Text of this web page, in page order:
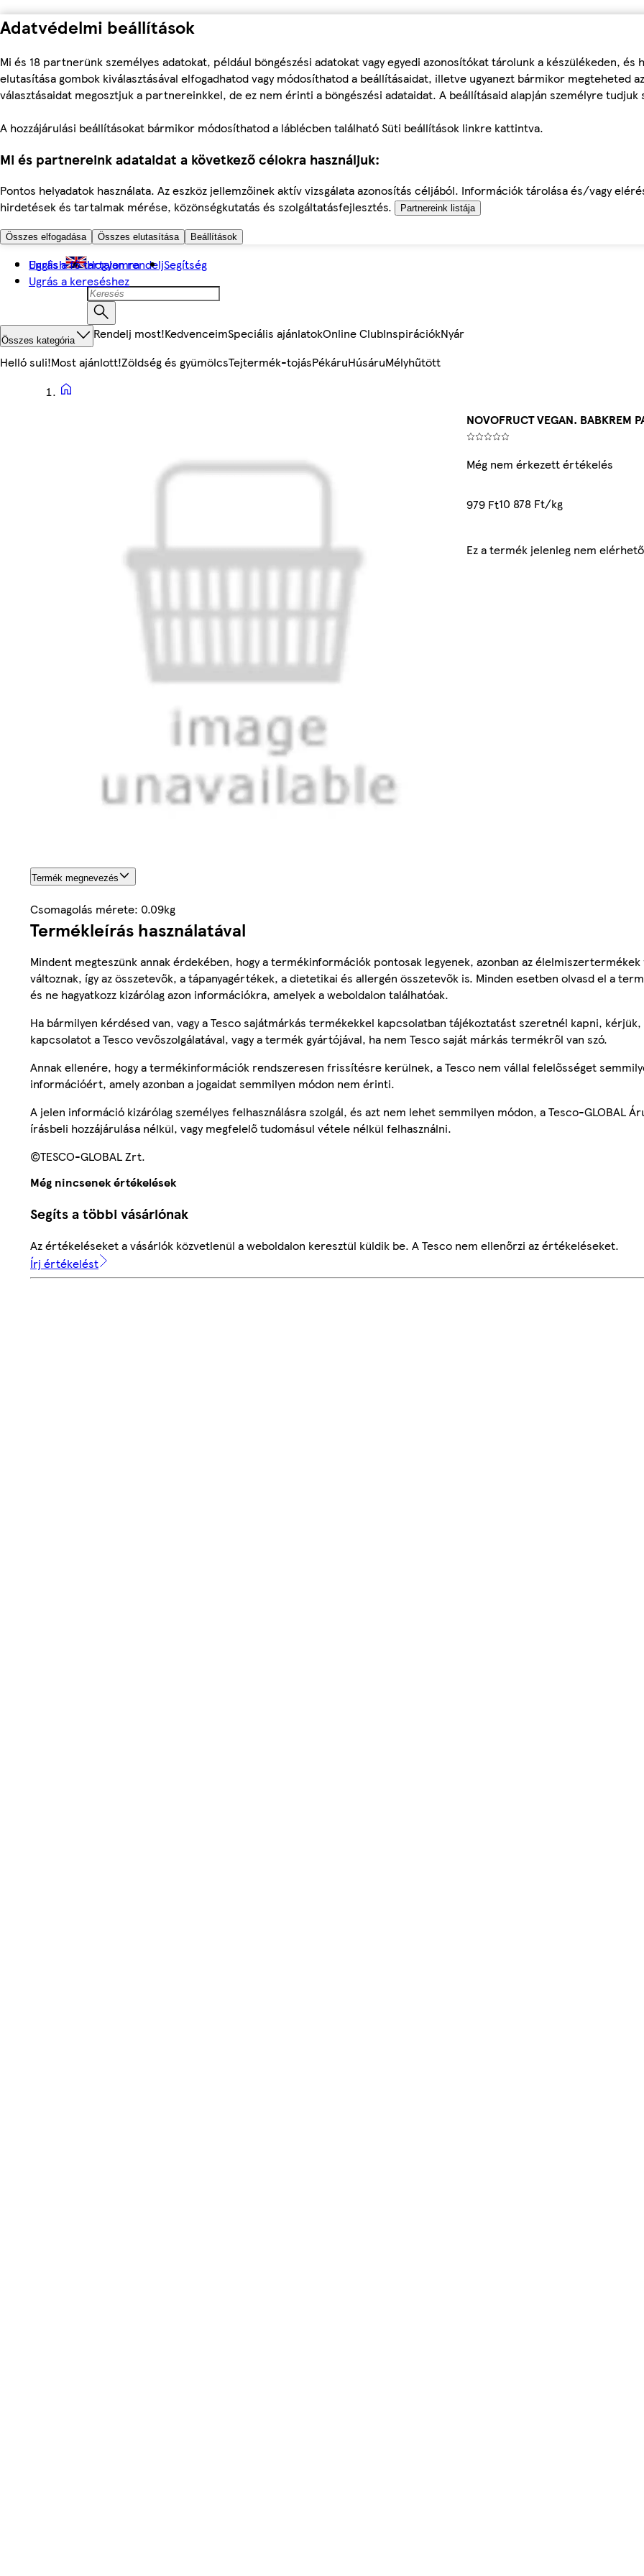
Adatvédelmi beállítások
Mi és 18 partnerünk személyes adatokat, például böngészési adatokat vagy egyedi azonosítókat tárolunk a készülékeden, és
elutasítása gombok kiválasztásával elfogadhatod vagy módosíthatod a beállításaidat, illetve ugyanezt bármikor megteheted az
választásaidat megosztjuk a partnereinkkel, de ez nem érinti a böngészési adataidat. A beállításaid alapján személyre tudjuk
A hozzájárulási beállításokat bármikor módosíthatod a láblécben található Süti beállítások linkre kattintva.
Mi és partnereink adataidat a következő célokra használjuk:
Pontos helyadatok használata. Az eszköz jellemzőinek aktív vizsgálata azonosítás céljából. Információk tárolása és/vagy
hirdetések és tartalmak mérése, közönségkutatás és szolgáltatásfejlesztés.
Partnereink listája
Összes elfogadása Összes elutasítása Beállítások
Ugrás a fő tartalomra
Ugrás a kereséshez
English Hogyan rendeljSegítség
Összes kategória Rendelj most!KedvenceimSpeciális ajánlatokOnline ClubInspirációkNyár
Helló suli!Most ajánlott!Zöldség és gyümölcsTejtermék-tojásPékáruHúsáruMélyhűtött
NOVOFRUCT VEGAN. BABKREM
Még nem érkezett értékelés
979 Ft10 878 Ft/kg
Ez a termék jelenleg nem elérhető
Termék megnevezés
Csomagolás mérete: 0.09kg
Termékleírás használatával
Mindent megteszünk annak érdekében, hogy a termékinformációk pontosak legyenek, azonban az élelmiszertermékek
változnak, így az összetevők, a tápanyagértékek, a dietetikai és allergén összetevők is. Minden esetben olvasd el a
és ne hagyatkozz kizárólag azon információkra, amelyek a weboldalon találhatóak.
Ha bármilyen kérdésed van, vagy a Tesco sajátmárkás termékekkel kapcsolatban tájékoztatást szeretnél kapni, kérjük,
kapcsolatot a Tesco vevőszolgálatával, vagy a termék gyártójával, ha nem Tesco saját márkás termékről van szó.
Annak ellenére, hogy a termékinformációk rendszeresen frissítésre kerülnek, a Tesco nem vállal felelősséget
információért, amely azonban a jogaidat semmilyen módon nem érinti.
A jelen információ kizárólag személyes felhasználásra szolgál, és azt nem lehet semmilyen módon, a Tesco-GLOBAL
írásbeli hozzájárulása nélkül, vagy megfelelő tudomásul vétele nélkül felhasználni.
©TESCO-GLOBAL Zrt.
Még nincsenek értékelések
Segíts a többi vásárlónak
Az értékeléseket a vásárlók közvetlenül a weboldalon keresztül küldik be. A Tesco nem ellenőrzi az értékeléseket.
Írj értékelést